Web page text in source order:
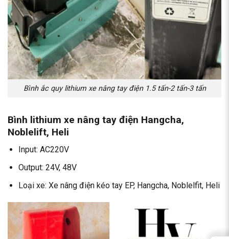
Bình ắc quy lithium xe nâng tay điện 1.5 tấn-2 tấn-3 tấn
Bình lithium xe nâng tay điện Hangcha,
Noblelift, Heli
Input: AC220V
Output: 24V, 48V
Loại xe: Xe nâng điện kéo tay EP, Hangcha, Noblelfit, Heli